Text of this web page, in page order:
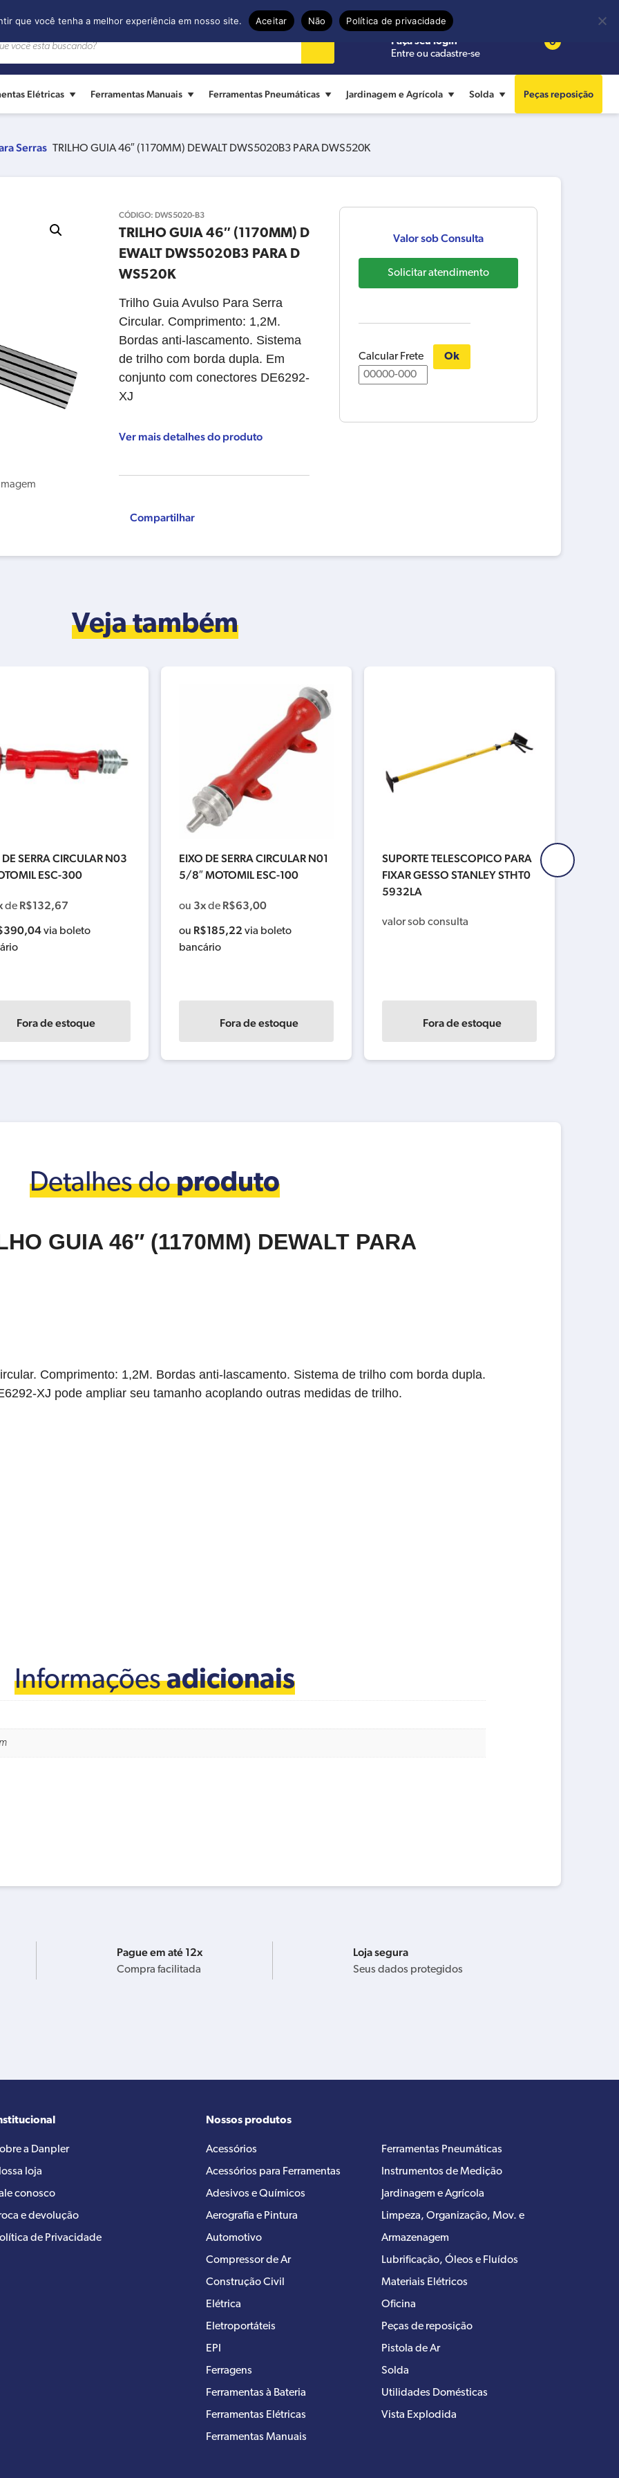
Precisa de ajuda?
Faça seu login
Entre ou cadastre-se
0
Elétricas Ferramentas Manuais Ferramentas Pneumáticas Jardinagem e Agrícola Solda Peças reposição
Serras TRILHO GUIA 46″ (1170MM) DEWALT DWS5020B3 PARA DWS520K
CÓDIGO: DWS5020-B3
TRILHO GUIA 46″ (1170MM) D
EWALT DWS5020B3 PARA D
WS520K
Trilho Guia Avulso Para Serra
Circular. Comprimento: 1,2M.
Bordas anti-lascamento. Sistema
de trilho com borda dupla. Em
conjunto com conectores DE6292-
XJ
Ver mais detalhes do produto
Compartilhar
Valor sob Consulta
Solicitar atendimento
Calcular Frete Ok
Veja também
DE SERRA CIRCULAR N03
ESC-300
de R$132,67
390,04via boleto
Fora de estoque
EIXO DE SERRA CIRCULAR N01
5/8″ MOTOMIL ESC-100
ou 3xde R$63,00
ou R$185,22 via boleto
bancário
Fora de estoque
SUPORTE TELESCOPICO PARA
FIXAR GESSO STANLEY STHT0
5932LA
valor sob consulta
Fora de estoque
Detalhes doproduto
GUIA 46″ (1170MM) DEWALT PARA
Comprimento: 1,2M. Bordas anti-lascamento. Sistema de trilho com borda dupla.
XJ pode ampliar seu tamanho acoplando outras medidas de trilho.
Informaçõesadicionais
Pague em até 12x
Compra facilitada
Loja segura
Seus dados protegidos
a Danpler
loja
conosco
e devolução
de Privacidade
Nossos produtos
Acessórios
Acessórios para Ferramentas
Adesivos e Químicos
Aerografia e Pintura
Automotivo
Compressor de Ar
Construção Civil
Elétrica
Eletroportáteis
EPI
Ferragens
Ferramentas à Bateria
Ferramentas Elétricas
Ferramentas Manuais
Ferramentas Pneumáticas
Instrumentos de Medição
Jardinagem e Agrícola
Limpeza, Organização, Mov. e
Armazenagem
Lubrificação, Óleos e Fluídos
Materiais Elétricos
Oficina
Peças de reposição
Pistola de Ar
Solda
Utilidades Domésticas
Vista Explodida
que você tenha a melhor experiência em nosso site. Aceitar Não Política de privacidade